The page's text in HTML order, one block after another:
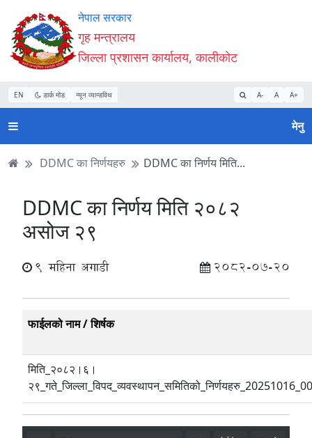
Accessibility
Mode
सुरु
गर्नुहोस्
सामाग्री
पढ्नुहाेस्
नेभिगेसन
पढ्नुहाेस्
वेबसाइट
खोजमा
जानुहोस्
नेपाल सरकार
गृह मन्त्रालय
जिल्ला प्रशासन कार्यालय, कालीकोट
EN डार्क मोड न्यून व्यान्डविथ A- A A+
मेनु
DDMC का निर्णयहरु DDMC का निर्णय मिति...
DDMC का निर्णय मिति २०८२
असोज २९
9 महिना अगाडी 2082-07-20
फाईलको नाम / शिर्षक
मिति_२०८२।६।